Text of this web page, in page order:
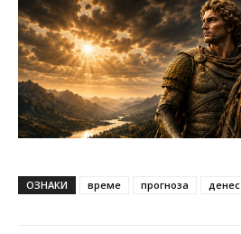
ОЗНАКИ време прогноза денес